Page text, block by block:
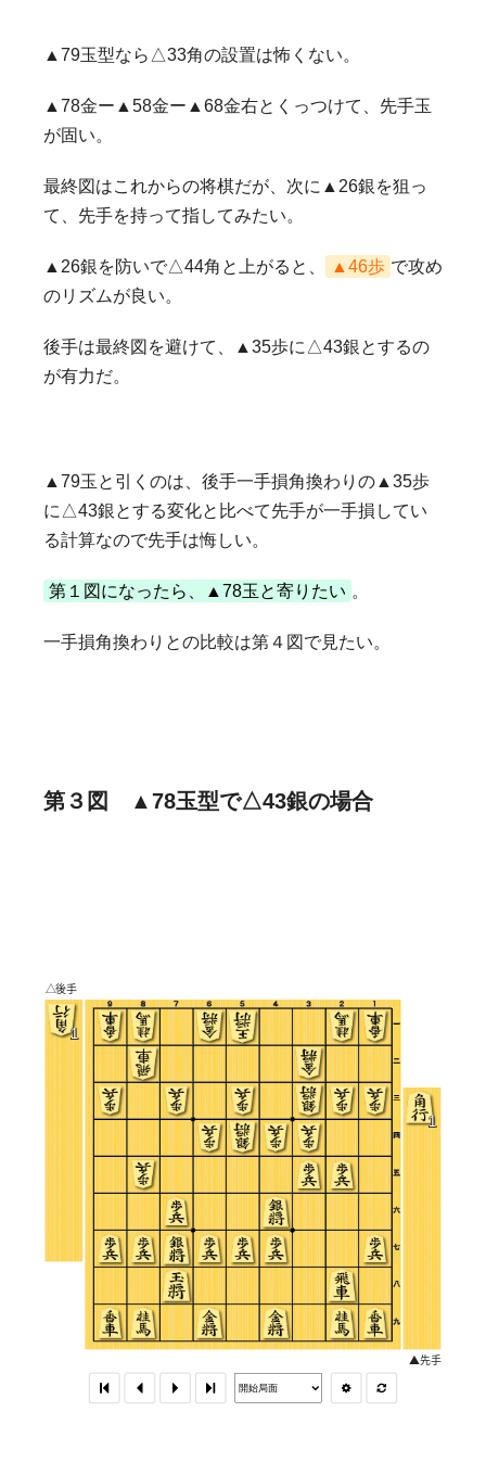
▲79玉型なら△33角の設置は怖くない。
▲78金ー▲58金ー▲68金右とくっつけて、先手玉
が固い。
最終図はこれからの将棋だが、次に▲26銀を狙っ
て、先手を持って指してみたい。
▲26銀を防いで△44角と上がると、 ▲46歩 で攻め
のリズムが良い。
後手は最終図を避けて、▲35歩に△43銀とするの
が有力だ。
▲79玉と引くのは、後手一手損角換わりの▲35歩
に△43銀とする変化と比べて先手が一手損してい
る計算なので先手は悔しい。
第１図になったら、▲78玉と寄りたい 。
一手損角換わりとの比較は第４図で見たい。
第３図 ▲78玉型で△43銀の場合